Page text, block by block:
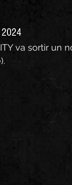
2024
va sortir un